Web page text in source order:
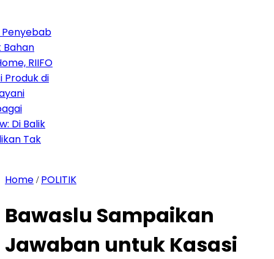
RIIFO
di
Balik
Tak
Home / POLITIK
Bawaslu Sampaikan
Jawaban untuk Kasasi